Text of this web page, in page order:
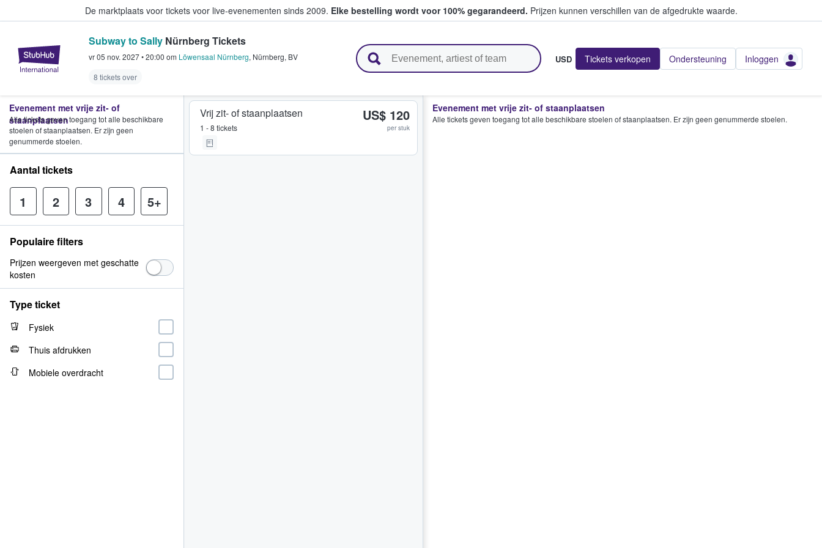
De marktplaats voor tickets voor live-evenementen sinds 2009. Elke bestelling wordt voor 100% gegarandeerd. Prijzen kunnen verschillen van de afgedrukte waarde.
StubHub: waar fans tickets kopen en verkopen
Subway to Sally Nürnberg Tickets
vr 05 nov. 2027•20:00 om Löwensaal Nürnberg, Nürnberg, BV
8 tickets over
USD Tickets verkopen Ondersteuning Inloggen
Vrij zit- of staanplaatsen
1 - 8 tickets
US$ 120
per stuk
Evenement met vrije zit- of staanplaatsen
Alle tickets geven toegang tot alle beschikbare stoelen of staanplaatsen. Er zijn geen genummerde stoelen.
Evenement met vrije zit- of
staanplaatsen
Alle tickets geven toegang tot alle beschikbare
stoelen of staanplaatsen. Er zijn geen
genummerde stoelen.
Aantal tickets
1 2 3 4 5+
Populaire filters
Prijzen weergeven met geschatte
kosten
Type ticket
Fysiek
Thuis afdrukken
Mobiele overdracht